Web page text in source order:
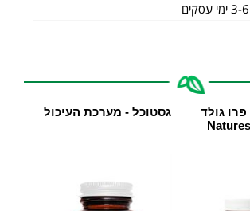
3-6 ימי עסקים
גולד
גסטוכל - מערכת העיכול